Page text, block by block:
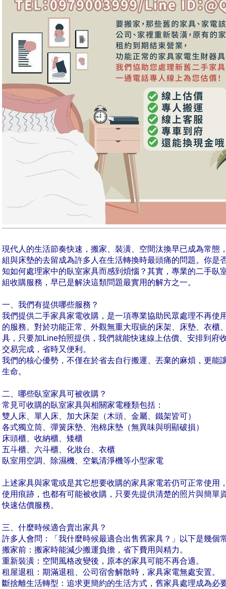
現代人的生活節奏快速，搬家、裝潢、空間汰換早已成為常態
組與床墊的去留成為許多人在生活轉換時最頭痛的問題。你是
知如何處理家中的臥室家具而感到煩惱？其實，專業的二手臥
組收購服務，早已是解決這類問題最實用的解方之一。
一、我們有提供哪些服務？
我們提供二手家具家電收購，是一項專業協助民眾處理不再使
的服務。對於功能正常、外觀無重大瑕疵的床架、床墊、衣櫃
具，只要加Line拍照提供，我們就能快速線上估價、安排到府
交易完成，省時又便利。
我們的核心優勢，不僅在於省去自行搬運、丟棄的麻煩，更能
生命。
二、哪些臥室家具可被收購？
常見可收購的臥室家具與相關家電種類包括：
雙人床、單人床、加大床架（木頭、金屬、鐵架皆可）
各式獨立筒、彈簧床墊、泡棉床墊（無異味與明顯破損）
床頭櫃、收納櫃、矮櫃
五斗櫃、六斗櫃、化妝台、衣櫃
臥室用空調、除濕機、空氣清淨機等小型家電
上述家具與家電或是其它想要收購的家具家電若仍可正常使用
使用痕跡，也都有可能被收購，只要先提供清楚的照片與簡單
快速估價服務。
三、什麼時候適合賣出家具？
許多人會問：「我什麼時候最適合出售舊家具？」以下是幾個
搬家前：搬家時能減少搬運負擔，省下費用與精力。
重新裝潢：空間風格改變後，原本的家具可能不再合適。
租屋退租：期滿退租、公司宿舍解散時，家具家電無處安置。
斷捨離生活轉型：追求更簡約的生活方式，舊家具處理成為必